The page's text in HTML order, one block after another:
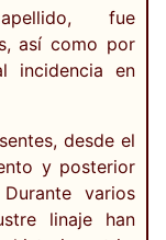
fue
así como por
incidencia en
desde el
y posterior
varios
linaje han